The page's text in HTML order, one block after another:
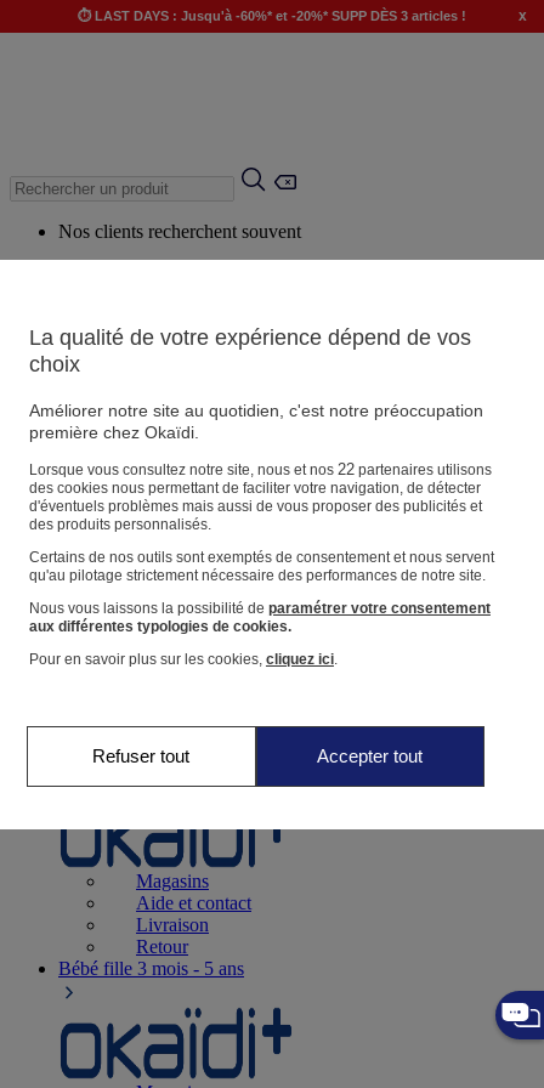
⏱️ LAST DAYS : Jusqu'à -60%* et -20%* SUPP DÈS 3 articles ! x
Nos clients recherchent souvent
Produits suggérés
Voir tous les produits
Magasin
Vos informations personnelles
Suivre une commande
Panier
Favoris
Naissance0-12 mois
Magasins
Aide et contact
Livraison
Retour
Bébé fille 3 mois - 5 ans
La qualité de votre expérience dépend de vos
choix
Améliorer notre site au quotidien, c'est notre préoccupation
première chez Okaïdi.
Lorsque vous consultez notre site, nous et nos 22partenaires utilisons
des cookies nous permettant de faciliter votre navigation, de détecter
d'éventuels problèmes mais aussi de vous proposer des publicités et
des produits personnalisés.
Certains de nos outils sont exemptés de consentement et nous servent
qu'au pilotage strictement nécessaire des performances de notre site.
Nous vous laissons la possibilité de paramétrer votre consentement
aux différentes typologies de cookies.
Pour en savoir plus sur les cookies, cliquez ici.
Refuser tout Accepter tout